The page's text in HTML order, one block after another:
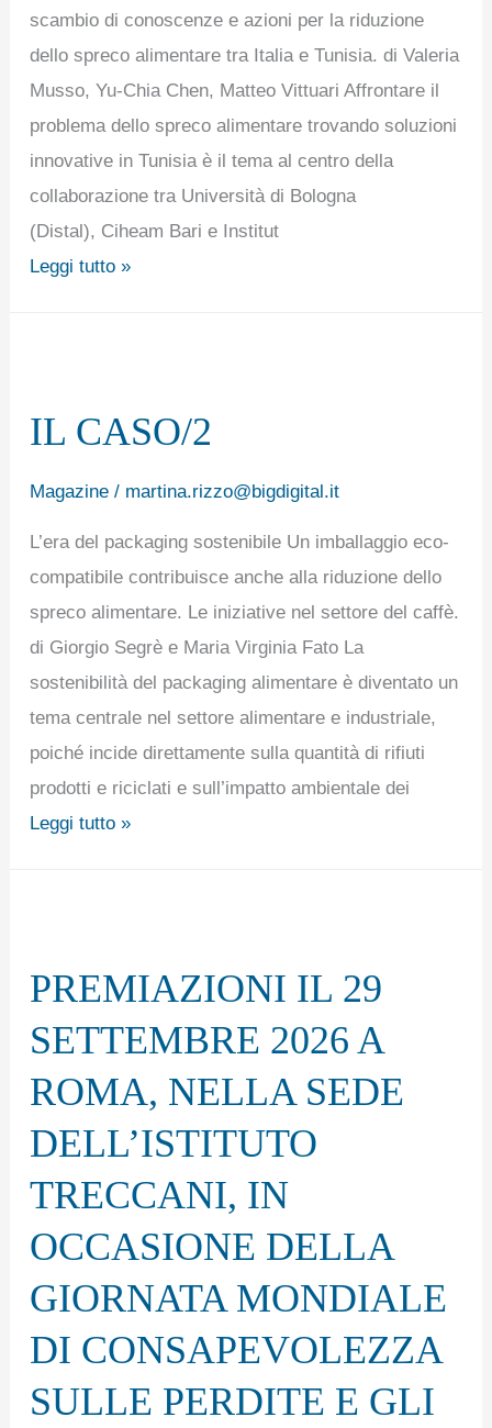
scambio di conoscenze e azioni per la riduzione
dello spreco alimentare tra Italia e Tunisia. di Valeria
Musso, Yu-Chia Chen, Matteo Vittuari Affrontare il
problema dello spreco alimentare trovando soluzioni
innovative in Tunisia è il tema al centro della
collaborazione tra Università di Bologna
(Distal), Ciheam Bari e Institut
Leggi tutto »
IL CASO/2
Magazine/ martina.rizzo@bigdigital.it
L’era del packaging sostenibile Un imballaggio eco-
compatibile contribuisce anche alla riduzione dello
spreco alimentare. Le iniziative nel settore del caffè.
di Giorgio Segrè e Maria Virginia Fato La
sostenibilità del packaging alimentare è diventato un
tema centrale nel settore alimentare e industriale,
poiché incide direttamente sulla quantità di rifiuti
prodotti e riciclati e sull’impatto ambientale dei
Leggi tutto »
PREMIAZIONI IL 29
SETTEMBRE 2026 A
ROMA, NELLA SEDE
DELL’ISTITUTO
TRECCANI, IN
OCCASIONE DELLA
GIORNATA MONDIALE
DI CONSAPEVOLEZZA
SULLE PERDITE E GLI
29
2026
A
ROMA,
NELLA
SEDE
DELL’ISTITUTO
TRECCANI,
IN
OCCASIONE
GIORNATA